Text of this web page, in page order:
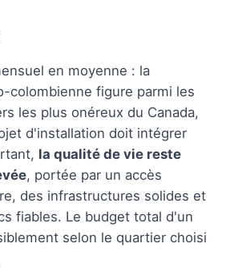
en moyenne : la
colombienne figure parmi les
les plus onéreux du Canada,
d'installation doit intégrer
la qualité de vie reste
, portée par un accès
des infrastructures solides et
fiables. Le budget total d'un
selon le quartier choisi